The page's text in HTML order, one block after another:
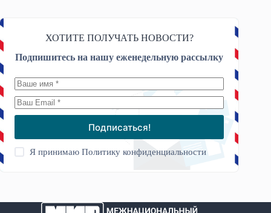
ХОТИТЕ ПОЛУЧАТЬ НОВОСТИ?
Подпишитесь на нашу еженедельную рассылку
Подписаться!
Я принимаюПолитику конфиденциальности